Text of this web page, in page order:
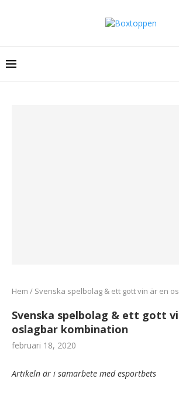
Hem / Svenska spelbolag & ett gott vin är en
Svenska spelbolag & ett gott
oslagbar kombination
februari 18, 2020
Artikeln är i samarbete med esportbets